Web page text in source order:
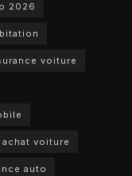
2026
voiture
voiture
auto